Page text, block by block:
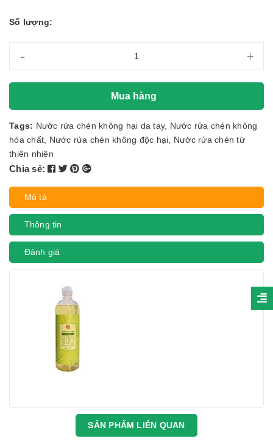
Số lượng:
- +
Mua hàng
Tags: Nước rửa chén không hại da tay, Nước rửa chén không
hóa chất
Nước rửa chén không độc hại
Nước rửa chén từ
thiên nhiên
Chia sẻ:
Mô tả
Thông tin
Đánh giá
SẢN PHẨM LIÊN QUAN